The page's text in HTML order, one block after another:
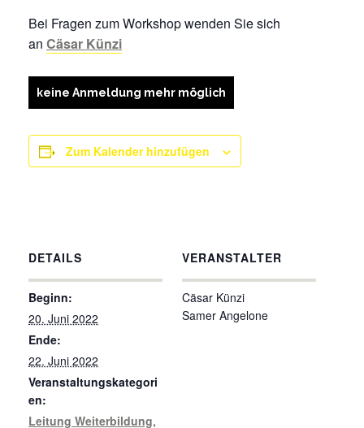
Bei Fragen zum Workshop wenden Sie sich
an Cäsar Künzi
keine Anmeldung mehr möglich
Zum Kalender hinzufügen
DETAILS
Beginn:
20. Juni 2022
Ende:
22. Juni 2022
Veranstaltungskategori
en:
Leitung Weiterbildung,
VERANSTALTER
Cäsar Künzi
Samer Angelone